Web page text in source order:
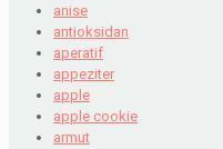
anise
antioksidan
aperatif
appeziter
apple
apple cookie
armut